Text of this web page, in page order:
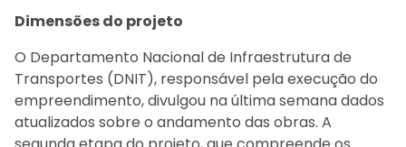
Dimensões do projeto
O Departamento Nacional de Infraestrutura de
Transportes (DNIT), responsável pela execução do
empreendimento, divulgou na última semana dados
atualizados sobre o andamento das obras. A